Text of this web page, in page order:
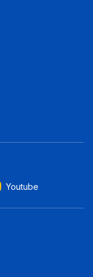
Youtube